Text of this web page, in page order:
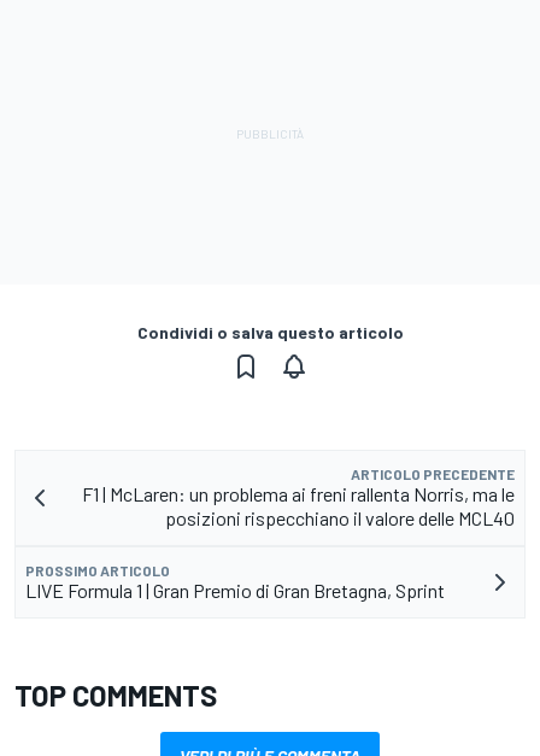
Condividi o salva questo articolo
ARTICOLO PRECEDENTE
F1 | McLaren: un problema ai freni rallenta Norris, ma le
posizioni rispecchiano il valore delle MCL40
PROSSIMO ARTICOLO
LIVE Formula 1 | Gran Premio di Gran Bretagna, Sprint
TOP COMMENTS